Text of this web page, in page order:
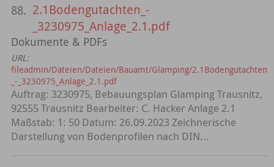
88. 2.1Bodengutachten_-
_3230975_Anlage_2.1.pdf
Dokumente & PDFs
URL:
fileadmin/Dateien/Dateien/Bauamt/Glamping/2.1Bodengutachten
_-_3230975_Anlage_2.1.pdf
Auftrag: 3230975, Bebauungsplan Glamping Trausnitz,
92555 Trausnitz Bearbeiter: C. Hacker Anlage 2.1
Maßstab: 1: 50 Datum: 26.09.2023 Zeichnerische
Darstellung von Bodenprofilen nach DIN...